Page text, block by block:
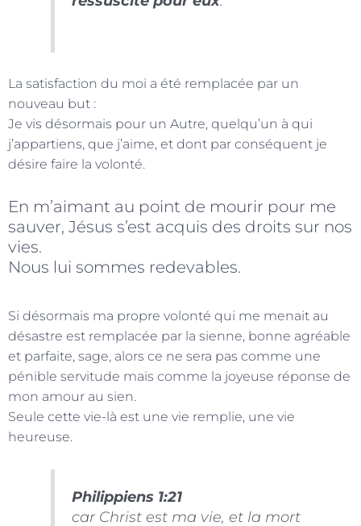
La satisfaction du moi a été remplacée par un
nouveau but :
Je vis désormais pour un Autre, quelqu’un à qui
j’appartiens, que j’aime, et dont par conséquent je
désire faire la volonté.
En m’aimant au point de mourir pour me
sauver, Jésus s’est acquis des droits sur nos
vies.
Nous lui sommes redevables.
Si désormais ma propre volonté qui me menait au
désastre est remplacée par la sienne, bonne agréable
et parfaite, sage, alors ce ne sera pas comme une
pénible servitude mais comme la joyeuse réponse de
mon amour au sien.
Seule cette vie-là est une vie remplie, une vie
heureuse.
Philippiens 1:21
car Christ est ma vie, et la mort